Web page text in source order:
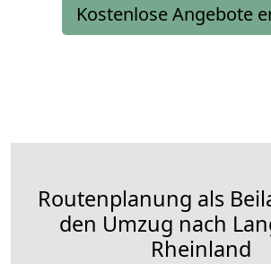
Kostenlose Angebote
Routenplanung als
den Umzug nach
Rheinland